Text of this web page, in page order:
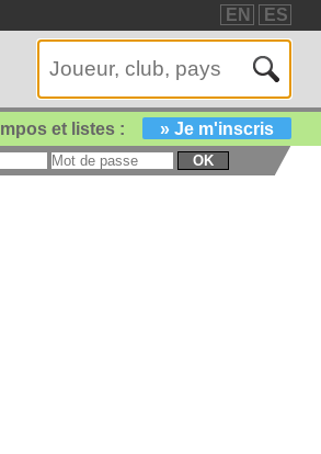
EN ES
et listes : » Je m'inscris
OK